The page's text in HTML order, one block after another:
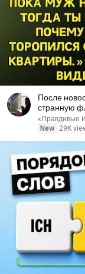
После
странную
«Правдивые
New
29K